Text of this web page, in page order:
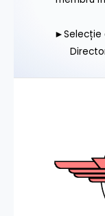
►Selecție